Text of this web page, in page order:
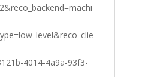
4014-4a9a-93f3-